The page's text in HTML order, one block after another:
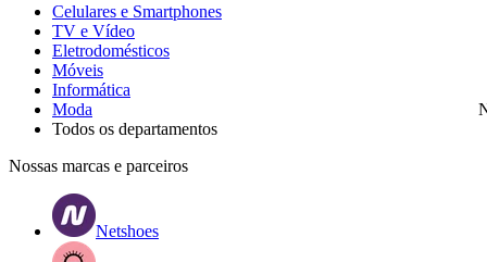
Celulares e Smartphones
TV e Vídeo
Eletrodomésticos
Móveis
Informática
Moda
Todos os departamentos
Nossas marcas e parceiros
Netshoes